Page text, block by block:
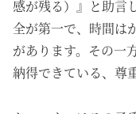
感が残る）』と助言
全が第一で、時間は
があります。その一
納得できている、尊